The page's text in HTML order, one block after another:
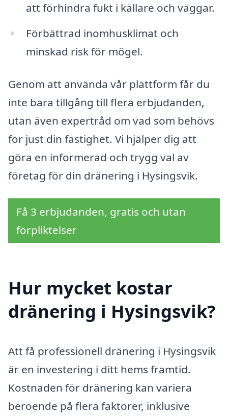
att förhindra fukt i källare och väggar.
Förbättrad inomhusklimat och
minskad risk för mögel.
Genom att använda vår plattform får du
inte bara tillgång till flera erbjudanden,
utan även expertråd om vad som behövs
för just din fastighet. Vi hjälper dig att
göra en informerad och trygg val av
företag för din dränering i Hysingsvik.
Få 3 erbjudanden, gratis och utan
förpliktelser
Hur mycket kostar
dränering i Hysingsvik?
Att få professionell dränering i Hysingsvik
är en investering i ditt hems framtid.
Kostnaden för dränering kan variera
beroende på flera faktorer, inklusive